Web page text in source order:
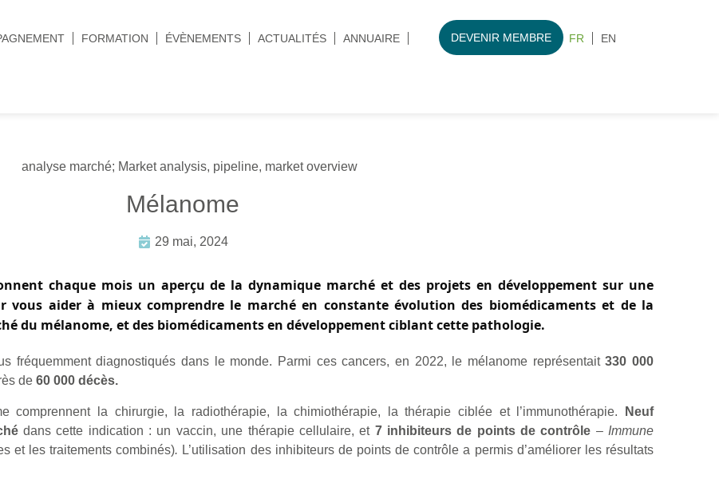
FORMATION ÉVÈNEMENTS ACTUALITÉS ANNUAIRE DEVENIR MEMBRE FR EN
Mélanome
29 mai, 2024
chaque mois un aperçu de la dynamique marché et des projets en développement sur une
aider à mieux comprendre le marché en constante évolution des biomédicaments et de la
du mélanome, et des biomédicaments en développement ciblant cette pathologie.
fréquemment diagnostiqués dans le monde. Parmi ces cancers, en 2022, le mélanome représentait330 000
de 60 000 décès.
comprennent la chirurgie, la radiothérapie, la chimiothérapie, la thérapie ciblée et l’immunothérapie.
Neuf
dans cette indication : un vaccin, une thérapie cellulaire, et 7 inhibiteurs de points de contrôle – Immune
et les traitements combinés). L’utilisation des inhibiteurs de points de contrôle a permis d’améliorer les résultats